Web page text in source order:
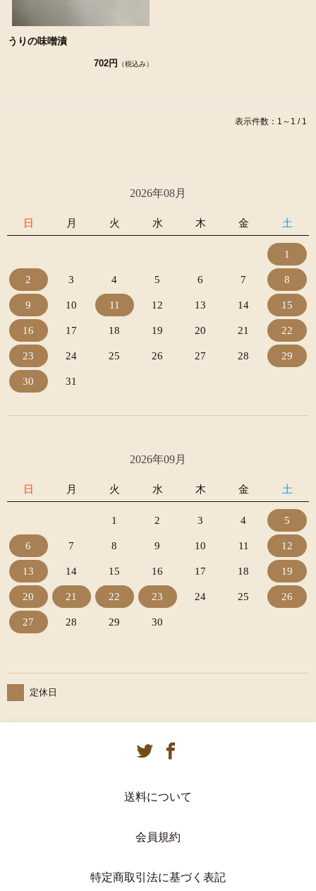
うりの味噌漬
702円 （税込み）
表示件数：1～1 / 1
2026年08月
日 月 火 水 木 金 土
1
2 3 4 5 6 7 8
9 10 11 12 13 14 15
16 17 18 19 20 21 22
23 24 25 26 27 28 29
30 31
2026年09月
日 月 火 水 木 金 土
1 2 3 4 5
6 7 8 9 10 11 12
13 14 15 16 17 18 19
20 21 22 23 24 25 26
27 28 29 30
定休日
送料について
会員規約
特定商取引法に基づく表記